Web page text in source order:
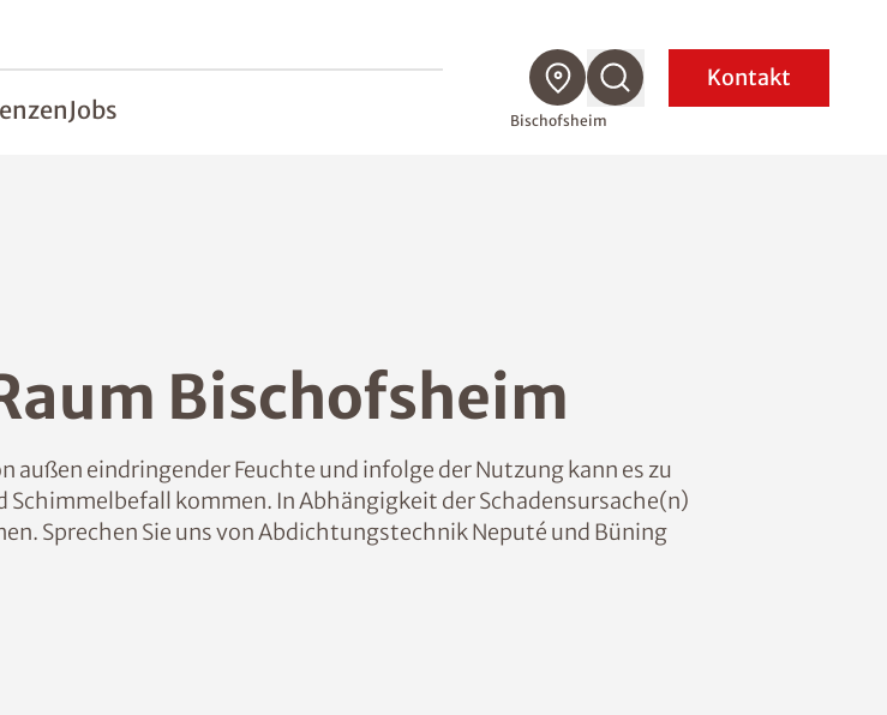
Jobs Bischofsheim
Kontakt
Bischofsheim
eindringender Feuchte und infolge der Nutzung kann es zu
kommen. In Abhängigkeit der Schadensursache(n)
Sprechen Sie uns von Abdichtungstechnik Neputé und Büning